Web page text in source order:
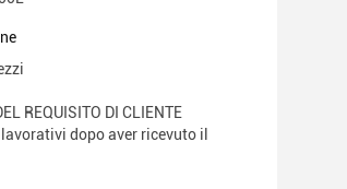
REQUISITO DI CLIENTE
dopo aver ricevuto il